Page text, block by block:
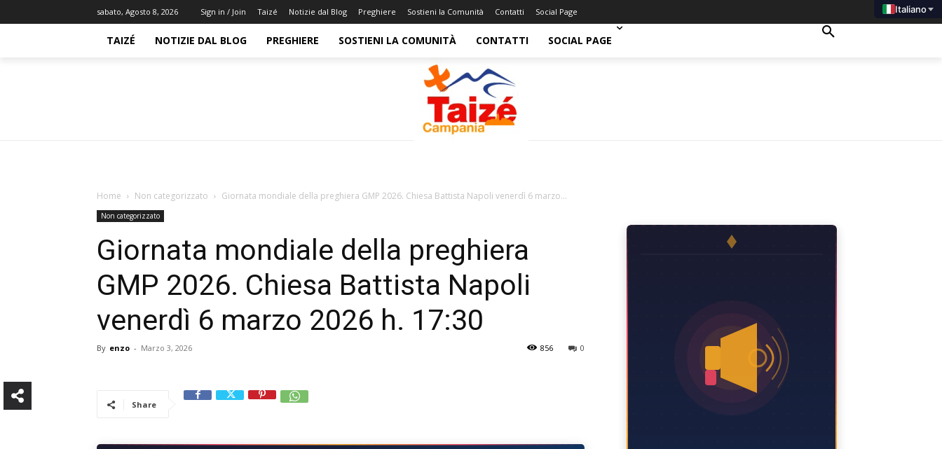
Italiano
sabato, Agosto 8, 2026 Sign in / Join Taizé Notizie dal Blog Preghiere Sostieni la Comunità Contatti Social Page
TAIZÉ NOTIZIE DAL BLOG PREGHIERE SOSTIENI LA COMUNITÀ CONTATTI SOCIAL PAGE
Home Non categorizzato Giornata mondiale della preghiera GMP 2026. Chiesa Battista Napoli venerdì 6 marzo...
Non categorizzato
Giornata mondiale della preghiera
GMP 2026. Chiesa Battista Napoli
venerdì 6 marzo 2026 h. 17:30
By enzo - Marzo 3, 2026 0
856
Share